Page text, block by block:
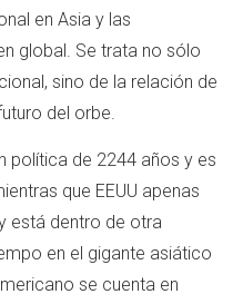
en Asia y las
global. Se trata no sólo
sino de la relación de
del orbe.
política de 2244 años y es
que EEUU apenas
está dentro de otra
en el gigante asiático
se cuenta en